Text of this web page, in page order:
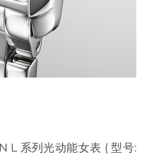
L 系列光动能女表 ( 型号: